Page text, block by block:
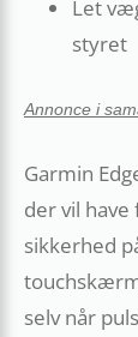
Let
styret
Annonce i
Garmin
der vil
sikkerhed
selv når